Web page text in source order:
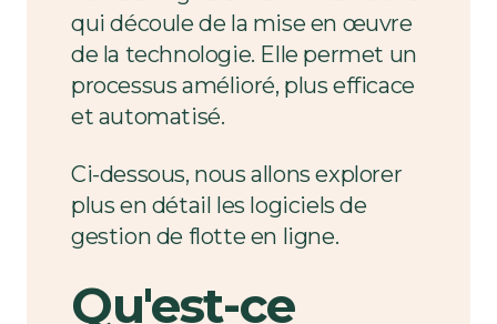
qui découle de la mise en œuvre
de la technologie. Elle permet un
processus amélioré, plus efficace
et automatisé.
Ci-dessous, nous allons explorer
plus en détail les logiciels de
gestion de flotte en ligne.
Qu'est-ce